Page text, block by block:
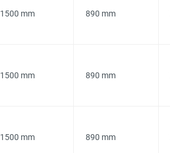
1500 mm 890 mm
1500 mm 890 mm
1500 mm 890 mm